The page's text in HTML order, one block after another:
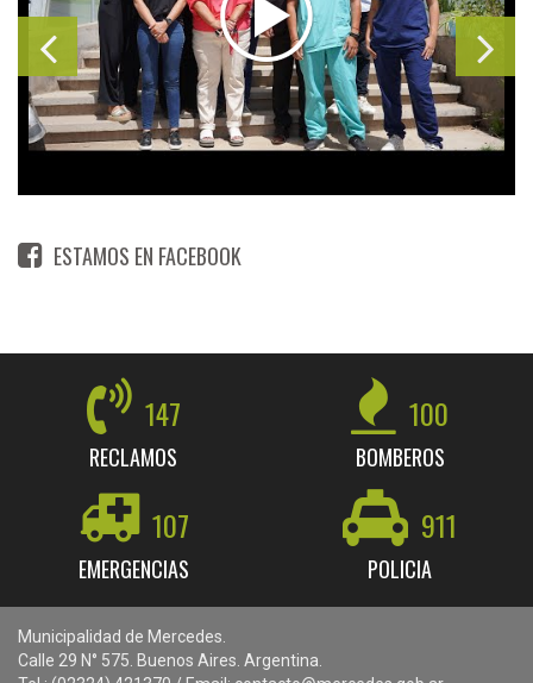
ESTAMOS EN FACEBOOK
147
RECLAMOS
100
BOMBEROS
107
EMERGENCIAS
911
POLICIA
Municipalidad de Mercedes.
Calle 29 N° 575. Buenos Aires. Argentina.